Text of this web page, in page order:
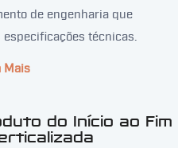
de engenharia que
técnicas.
Mais
do Início ao Fim